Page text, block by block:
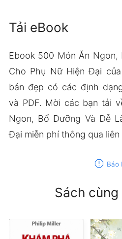
Tải eBook
Ebook 500 Món Ăn Ngon,
Cho Phụ Nữ Hiện Đại
bản đẹp có các định
và PDF. Mời các bạn tải
Ngon, Bổ Dưỡng Và Dễ
Đại miễn phí thông qua liên
report Báo
Sách